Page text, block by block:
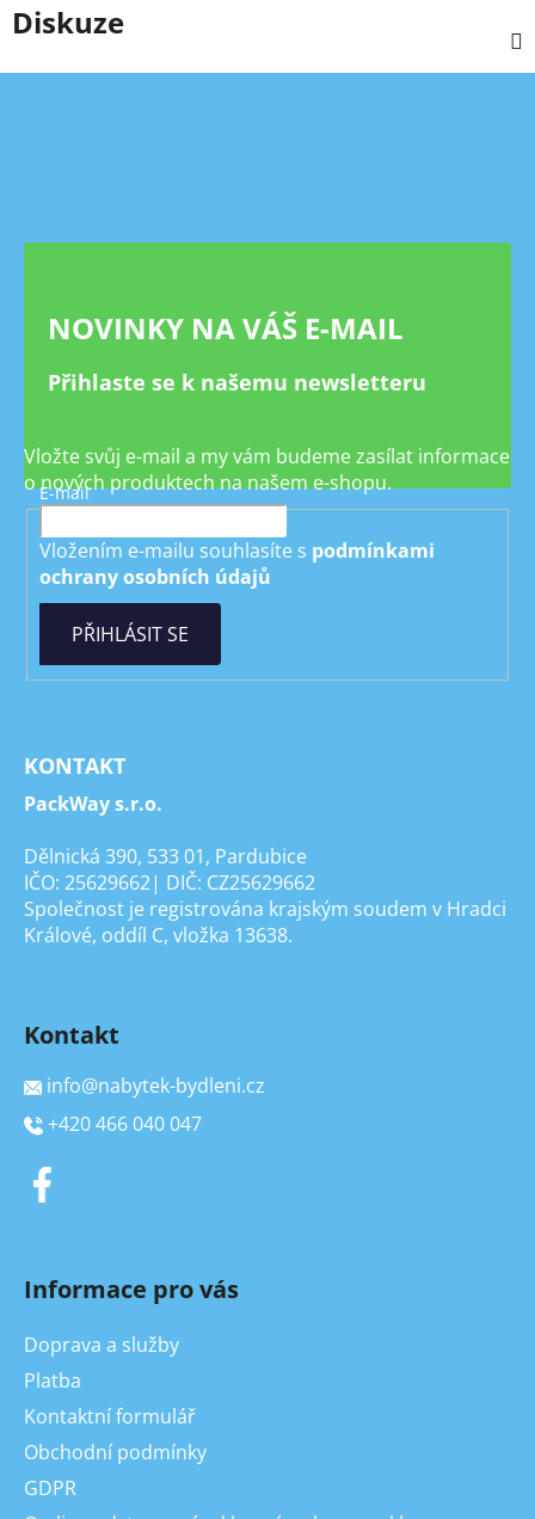
Diskuze
Z
NOVINKY NA VÁŠ E-MAIL
Přihlaste se k našemu newsletteru
Vložte svůj e-mail a my vám budeme zasílat informace
o nových produktech na našem e-shopu.
E-mail
Vložením e-mailu souhlasíte s podmínkami
ochrany osobních údajů
PŘIHLÁSIT SE
KONTAKT
PackWay s.r.o.
Dělnická 390, 533 01, Pardubice
IČO: 25629662| DIČ: CZ25629662
Společnost je registrována krajským soudem v Hradci
Králové, oddíl C, vložka 13638.
Kontakt
info@nabytek-bydleni.cz
+420 466 040 047
Informace pro vás
Doprava a služby
Platba
Kontaktní formulář
Obchodní podmínky
GDPR